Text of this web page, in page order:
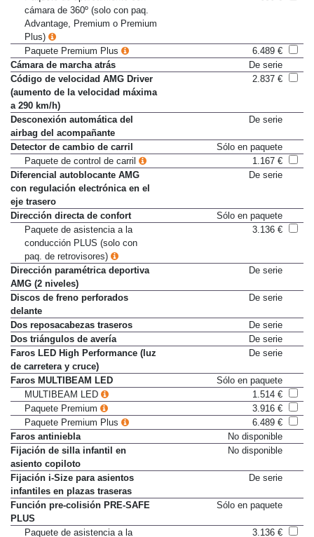
Paquete de aparcamiento con
cámara de 360º (solo con paq.
Advantage, Premium o Premium
Plus)
Paquete Premium Plus
6.489 €
Cámara de marcha atrás
De serie
Código de velocidad AMG Driver
(aumento de la velocidad máxima
a 290 km/h)
Desconexión automática del
airbag del acompañante
Detector de cambio de carril
Sólo en paquete
Paquete de control de carril
1.167 €
Diferencial autoblocante AMG
con regulación electrónica en el
eje trasero
Dirección directa de confort
Sólo en paquete
Paquete de asistencia a la
conducción PLUS (solo con
paq. de retrovisores)
Dirección paramétrica deportiva
AMG (2 niveles)
Discos de freno perforados
delante
Dos reposacabezas traseros
De serie
Dos triángulos de avería
De serie
Faros LED High Performance (luz
de carretera y cruce)
Faros MULTIBEAM LED
Sólo en paquete
MULTIBEAM LED
1.514 €
Paquete Premium
3.916 €
Paquete Premium Plus
6.489 €
Faros antiniebla
No disponible
Fijación de silla infantil en
asiento copiloto
Fijación i-Size para asientos
infantiles en plazas traseras
Función pre-colisión PRE-SAFE
PLUS